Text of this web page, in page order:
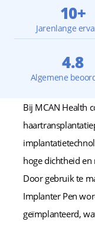
10+
Jarenlange
4.8
Algemene
Bij MCAN Health
hoge dichtheid
Door gebruik te
Implanter Pen
geïmplanteerd,